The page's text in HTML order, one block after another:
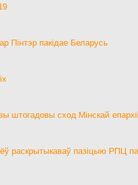
Пінтэр пакідае Беларусь
штогадовы сход Мінскай
раскрытыкаваў пазіцыю РПЦ